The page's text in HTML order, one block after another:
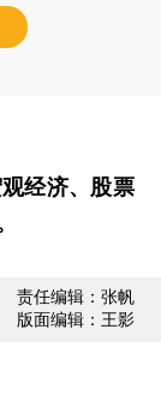
经济、股票
责任编辑：张帆
版面编辑：王影